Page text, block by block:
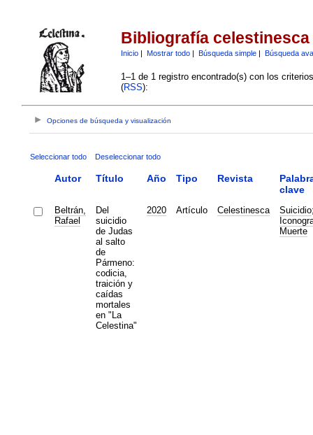
Bibliografía celestinesca
Inicio| Mostrar todo| Búsqueda simple| Búsqueda
1–1 de 1 registro encontrado(s) con los
(RSS):
Opciones de búsqueda y visualización
Seleccionar todo Deseleccionar todo
Autor Título Año Tipo Revista
clave
Beltrán,
Rafael
Del
suicidio
de Judas
al salto
de
Pármeno:
codicia,
traición y
caídas
mortales
en "La
Celestina"
2020 Artículo Celestinesca Suicidio
Muerte